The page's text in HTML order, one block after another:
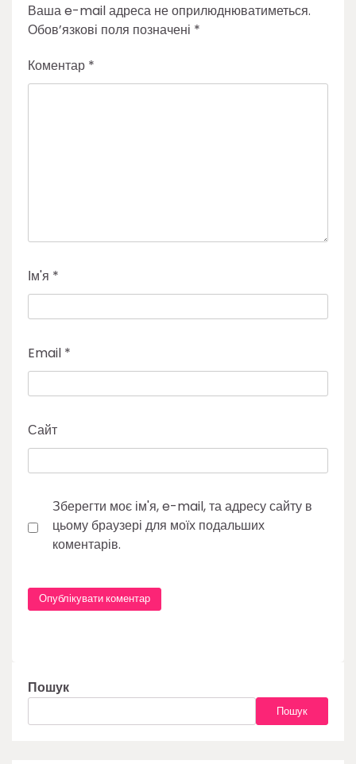
Ваша e-mail адреса не оприлюднюватиметься.
Обов’язкові поля позначені *
Коментар *
Ім'я *
Email *
Сайт
Зберегти моє ім'я, e-mail, та адресу сайту в
цьому браузері для моїх подальших
коментарів.
Пошук
Пошук